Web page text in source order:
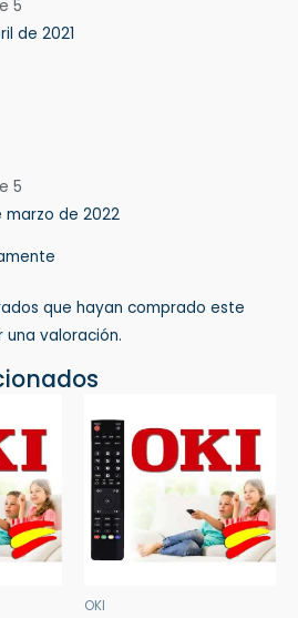
5
de 2021
5
marzo de 2022
que hayan comprado este
valoración.
OKI